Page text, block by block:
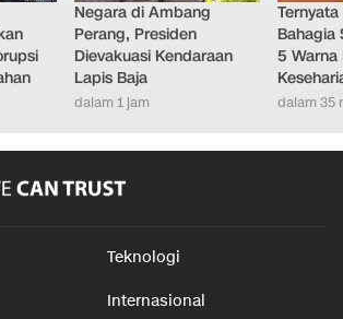
Negara di Ambang
Perang, Presiden
Dievakuasi Kendaraan
Lapis Baja
dalam 1 jam
Bahagia
5
dalam 35
Teknologi
Internasional